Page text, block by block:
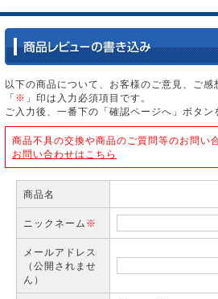
以下の商品について、お客様のご意見、ご感
「 ※ 」印は入力必須項目です。
ご入力後、一番下の「確認ページへ」ボタン
商品不具の交換や商品のご質問等のお問い
お問い合わせはこちら
商品名
ニックネーム ※
メールアドレス
（公開されませ
ん）